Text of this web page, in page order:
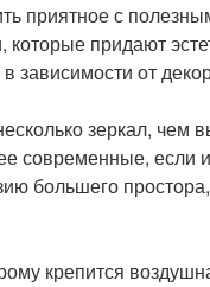
приятное с
придают
зависимости от
зеркал, чем
современные, если
большего
крепится